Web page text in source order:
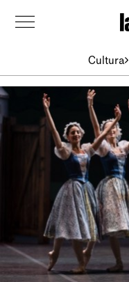
Cultura